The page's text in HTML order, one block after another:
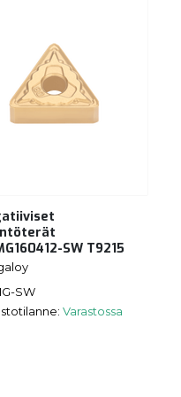
SW T9215
SW
Varastossa